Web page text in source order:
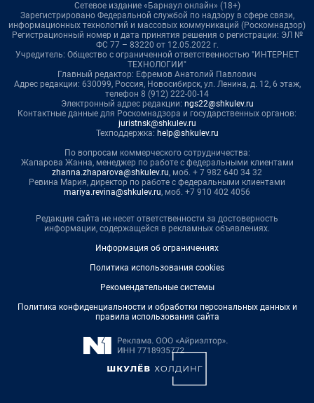
Сетевое издание «Барнаул онлайн» (18+)
Зарегистрировано Федеральной службой по надзору в сфере связи,
информационных технологий и массовых коммуникаций (Роскомнадзор)
Регистрационный номер и дата принятия решения о регистрации: ЭЛ №
ФС 77 – 83220 от 12.05.2022 г.
Учредитель: Общество с ограниченной ответственностью "ИНТЕРНЕТ
ТЕХНОЛОГИИ"
Главный редактор: Ефремов Анатолий Павлович
Адрес редакции: 630099, Россия, Новосибирск, ул. Ленина, д. 12, 6 этаж,
телефон 8 (912) 222-00-14
Электронный адрес редакции: ngs22@shkulev.ru
Контактные данные для Роскомнадзора и государственных органов:
juristnsk@shkulev.ru
Техподдержка: help@shkulev.ru
По вопросам коммерческого сотрудничества:
Жапарова Жанна, менеджер по работе с федеральными клиентами
zhanna.zhaparova@shkulev.ru, моб. + 7 982 640 34 32
Ревина Мария, директор по работе с федеральными клиентами
mariya.revina@shkulev.ru, моб. +7 910 402 4056
Редакция сайта не несет ответственности за достоверность
информации, содержащейся в рекламных объявлениях.
Информация об ограничениях
Политика использования cookies
Рекомендательные системы
Политика конфиденциальности и обработки персональных данных и
правила использования сайта